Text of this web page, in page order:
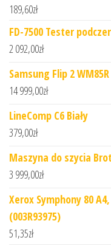
189,60zł
FD-7500 Tester
2 092,00zł
Samsung Flip 2 WM85R
14 999,00zł
LineComp C6 Biały
379,00zł
Maszyna do szycia
3 999,00zł
Xerox Symphony 80
(003R93975)
51,35zł